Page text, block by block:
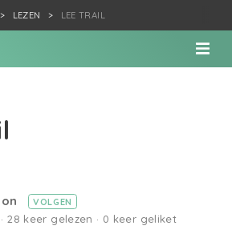
LEZEN LEE TRAIL
VOLGEN
28 keer gelezen · 0 keer geliket